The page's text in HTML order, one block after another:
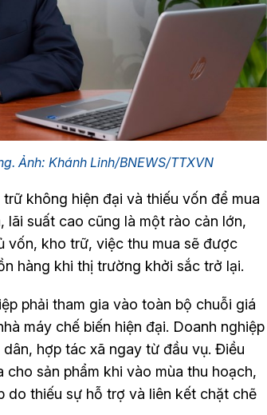
Ảnh: Khánh Linh/BNEWS/TTXVN
không hiện đại và thiếu vốn để mua
lãi suất cao cũng là một rào cản lớn,
vốn, kho trữ, việc thu mua sẽ được
hàng khi thị trường khởi sắc trở lại.
phải tham gia vào toàn bộ chuỗi giá
máy chế biến hiện đại. Doanh nghiệp
hợp tác xã ngay từ đầu vụ. Điều
sản phẩm khi vào mùa thu hoạch,
do thiếu sự hỗ trợ và liên kết chặt chẽ